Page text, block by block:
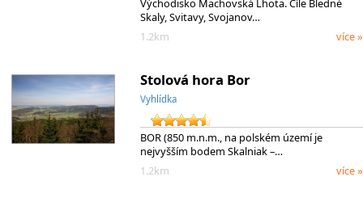
Východisko Machovská Lhota. Cíle Bledné
Skaly, Svitavy, Svojanov…
1.2km
více »
Stolová hora Bor
Vyhlídka
BOR (850 m.n.m., na polském území je
nejvyšším bodem Skalniak –…
1.2km
více »